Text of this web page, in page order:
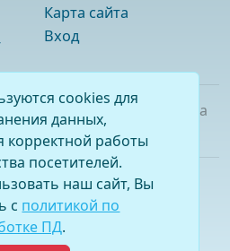
Карта сайта
Вход
Думы городского округа
«город Саянск»
использовании
обязательна.
гиперссылка на
cookies для
данных,
корректной работы
посетителей.
наш сайт, Вы
с политикой по
ПД.